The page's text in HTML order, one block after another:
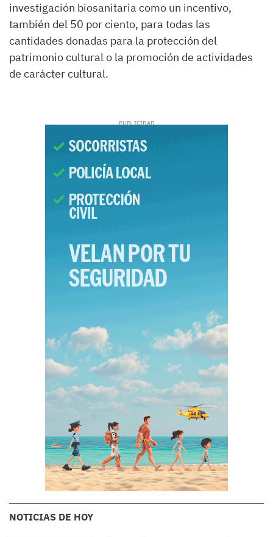
investigación biosanitaria como un incentivo,
también del 50 por ciento, para todas las
cantidades donadas para la protección del
patrimonio cultural o la promoción de actividades
de carácter cultural.
NOTICIAS DE HOY